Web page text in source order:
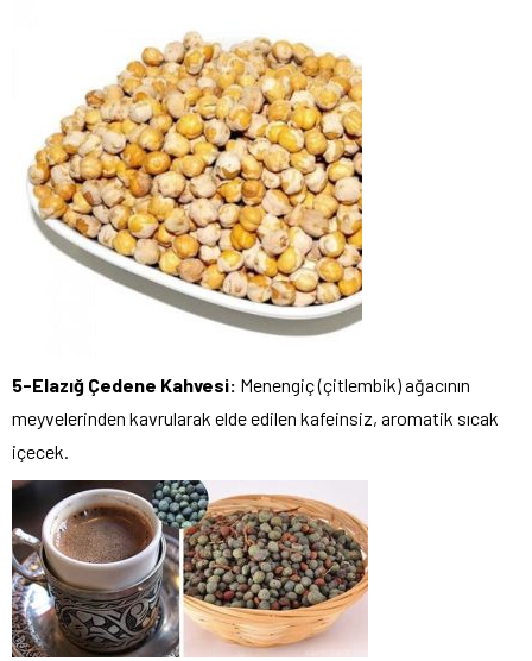
5-Elazığ Çedene Kahvesi: Menengiç (çitlembik) ağacının
meyvelerinden kavrularak elde edilen kafeinsiz, aromatik sıcak
içecek.